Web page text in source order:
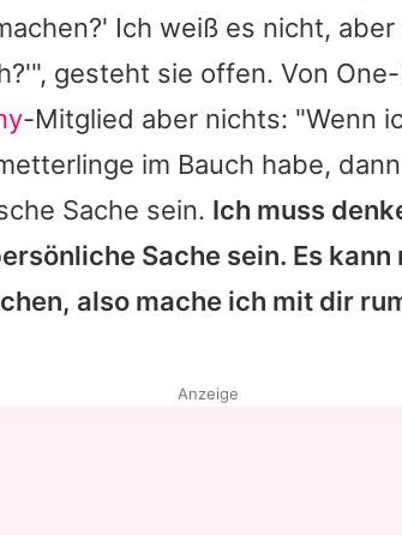
Ich weiß es nicht,
gesteht sie offen. Von
-Mitglied aber nichts: "Wenn
im Bauch habe,
Sache sein. Ich muss
Sache sein. Es kann
also mache ich mit dir
Anzeige